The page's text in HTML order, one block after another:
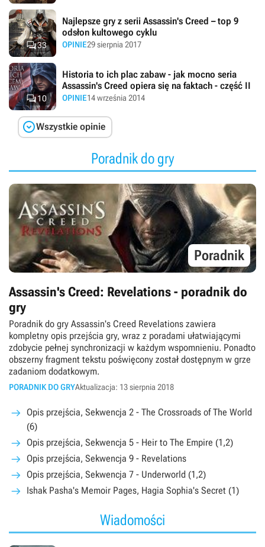
33
Najlepsze gry z serii Assassin's Creed – top 9
odsłon kultowego cyklu
OPINIE29 sierpnia 2017
10
Historia to ich plac zabaw - jak mocno seria
Assassin's Creed opiera się na faktach - część II
OPINIE14 września 2014
Wszystkie opinie
Poradnik do gry
Poradnik
Assassin's Creed: Revelations - poradnik do
gry
Poradnik do gry Assassin's Creed Revelations zawiera
kompletny opis przejścia gry, wraz z poradami ułatwiającymi
zdobycie pełnej synchronizacji w każdym wspomnieniu. Ponadto
obszerny fragment tekstu poświęcony został dostępnym w grze
zadaniom dodatkowym.
PORADNIK DO GRYAktualizacja: 13 sierpnia 2018
Opis przejścia, Sekwencja 2 - The Crossroads of The World
(6)
Opis przejścia, Sekwencja 5 - Heir to The Empire (1,2)
Opis przejścia, Sekwencja 9 - Revelations
Opis przejścia, Sekwencja 7 - Underworld (1,2)
Ishak Pasha's Memoir Pages, Hagia Sophia's Secret (1)
Wiadomości